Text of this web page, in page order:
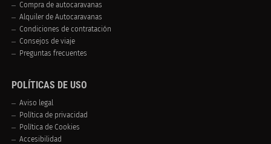
Compra de autocaravanas
Alquiler de Autocaravanas
Condiciones de contratación
Consejos de viaje
Preguntas frecuentes
POLÍTICAS DE USO
Aviso legal
Política de privacidad
Política de Cookies
Accesibilidad